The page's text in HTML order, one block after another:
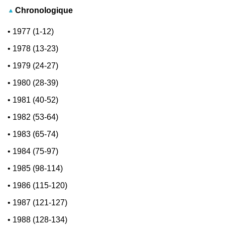
Chronologique
• 1977 (1-12)
• 1978 (13-23)
• 1979 (24-27)
• 1980 (28-39)
• 1981 (40-52)
• 1982 (53-64)
• 1983 (65-74)
• 1984 (75-97)
• 1985 (98-114)
• 1986 (115-120)
• 1987 (121-127)
• 1988 (128-134)